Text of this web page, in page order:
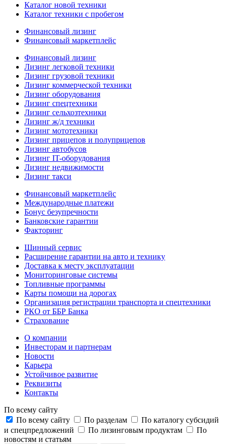
Каталог новой техники
Каталог техники с пробегом
Финансовый лизинг
Финансовый маркетплейс
Финансовый лизинг
Лизинг легковой техники
Лизинг грузовой техники
Лизинг коммерческой техники
Лизинг оборудования
Лизинг спецтехники
Лизинг сельхозтехники
Лизинг ж/д техники
Лизинг мототехники
Лизинг прицепов и полуприцепов
Лизинг автобусов
Лизинг IT-оборудования
Лизинг недвижимости
Лизинг такси
Финансовый маркетплейс
Международные платежи
Бонус безупречности
Банковские гарантии
Факторинг
Шинный сервис
Расширение гарантии на авто и технику
Доставка к месту эксплуатации
Мониторинговые системы
Топливные программы
Карты помощи на дорогах
Организация регистрации транспорта и спецтехники
РКО от ББР Банка
Страхование
О компании
Инвесторам и партнерам
Новости
Карьера
Устойчивое развитие
Реквизиты
Контакты
По всему сайту
По всему сайту
По разделам
По каталогу субсидий
и спецпредложений
По лизинговым продуктам
По
новостям и статьям